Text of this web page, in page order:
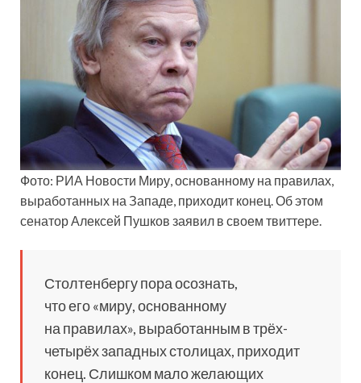
Фото: РИА Новости Миру, основанному на правилах,
выработанных на Западе, приходит конец. Об этом
сенатор Алексей Пушков заявил в своем твиттере.
Столтенбергу пора осознать,
что его «миру, основанному
на правилах», выработанным в трёх-
четырёх западныхстолицах, приходит
конец. Слишком мало желающих